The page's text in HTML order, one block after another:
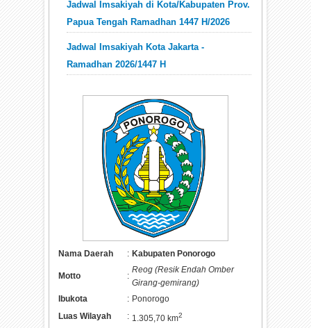
Jadwal Imsakiyah di Kota/Kabupaten Prov.
Papua Tengah Ramadhan 1447 H/2026
Jadwal Imsakiyah Kota Jakarta -
Ramadhan 2026/1447 H
Nama Daerah : Kabupaten Ponorogo
Motto :
Reog (Resik Endah Omber
Girang-gemirang)
Ibukota
: Ponorogo
Luas Wilayah
: 1.305,70 km2